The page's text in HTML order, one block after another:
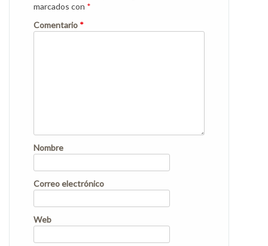
marcados con *
Comentario *
Nombre
Correo electrónico
Web